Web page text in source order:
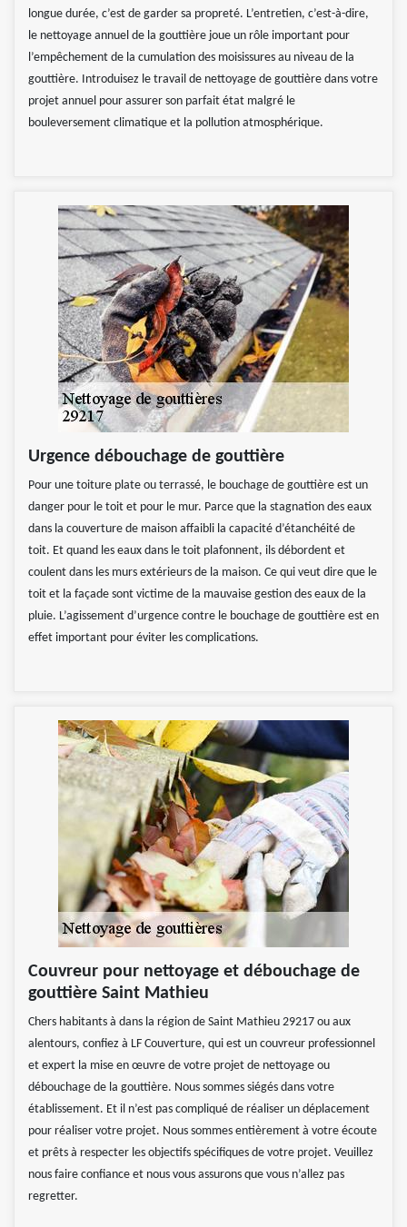
longue durée, c’est de garder sa propreté. L’entretien, c’est-à-dire,
le nettoyage annuel de la gouttière joue un rôle important pour
l’empêchement de la cumulation des moisissures au niveau de la
gouttière. Introduisez le travail de nettoyage de gouttière dans votre
projet annuel pour assurer son parfait état malgré le
bouleversement climatique et la pollution atmosphérique.
Urgence débouchage de gouttière
Pour une toiture plate ou terrassé, le bouchage de gouttière est un
danger pour le toit et pour le mur. Parce que la stagnation des eaux
dans la couverture de maison affaibli la capacité d’étanchéité de
toit. Et quand les eaux dans le toit plafonnent, ils débordent et
coulent dans les murs extérieurs de la maison. Ce qui veut dire que le
toit et la façade sont victime de la mauvaise gestion des eaux de la
pluie. L’agissement d’urgence contre le bouchage de gouttière est en
effet important pour éviter les complications.
Couvreur pour nettoyage et débouchage de
gouttière Saint Mathieu
Chers habitants à dans la région de Saint Mathieu 29217 ou aux
alentours, confiez à LF Couverture, qui est un couvreur professionnel
et expert la mise en œuvre de votre projet de nettoyage ou
débouchage de la gouttière. Nous sommes siégés dans votre
établissement. Et il n’est pas compliqué de réaliser un déplacement
pour réaliser votre projet. Nous sommes entièrement à votre écoute
et prêts à respecter les objectifs spécifiques de votre projet. Veuillez
nous faire confiance et nous vous assurons que vous n’allez pas
regretter.